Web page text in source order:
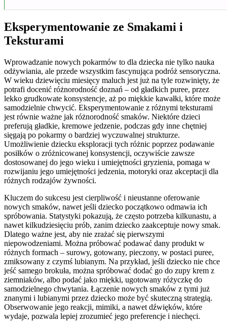
Eksperymentowanie ze Smakami i
Teksturami
Wprowadzanie nowych pokarmów to dla dziecka nie tylko nauka
odżywiania, ale przede wszystkim fascynująca podróż sensoryczna.
W wieku dziewięciu miesięcy maluch jest już na tyle rozwinięty, że
potrafi docenić różnorodność doznań – od gładkich puree, przez
lekko grudkowate konsystencje, aż po miękkie kawałki, które może
samodzielnie chwycić. Eksperymentowanie z różnymi teksturami
jest równie ważne jak różnorodność smaków. Niektóre dzieci
preferują gładkie, kremowe jedzenie, podczas gdy inne chętniej
sięgają po pokarmy o bardziej wyczuwalnej strukturze.
Umożliwienie dziecku eksploracji tych różnic poprzez podawanie
posiłków o zróżnicowanej konsystencji, oczywiście zawsze
dostosowanej do jego wieku i umiejętności gryzienia, pomaga w
rozwijaniu jego umiejętności jedzenia, motoryki oraz akceptacji dla
różnych rodzajów żywności.
Kluczem do sukcesu jest cierpliwość i nieustanne oferowanie
nowych smaków, nawet jeśli dziecko początkowo odmawia ich
spróbowania. Statystyki pokazują, że często potrzeba kilkunastu, a
nawet kilkudziesięciu prób, zanim dziecko zaakceptuje nowy smak.
Dlatego ważne jest, aby nie zrażać się pierwszymi
niepowodzeniami. Można próbować podawać dany produkt w
różnych formach – surowy, gotowany, pieczony, w postaci puree,
zmiksowany z czymś lubianym. Na przykład, jeśli dziecko nie chce
jeść samego brokuła, można spróbować dodać go do zupy krem z
ziemniaków, albo podać jako miękki, ugotowany różyczkę do
samodzielnego chwytania. Łączenie nowych smaków z tymi już
znanymi i lubianymi przez dziecko może być skuteczną strategią.
Obserwowanie jego reakcji, mimiki, a nawet dźwięków, które
wydaje, pozwala lepiej zrozumieć jego preferencje i niechęci.